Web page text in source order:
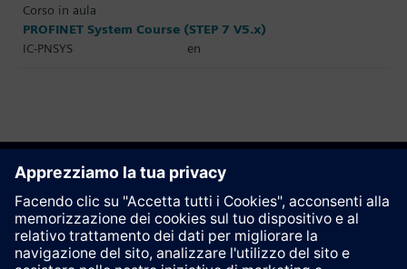
Corso in aula
PROFINET System Course (STEP 7 V5.x)
IC-PNSYS
en
Raccomanda questa pagina